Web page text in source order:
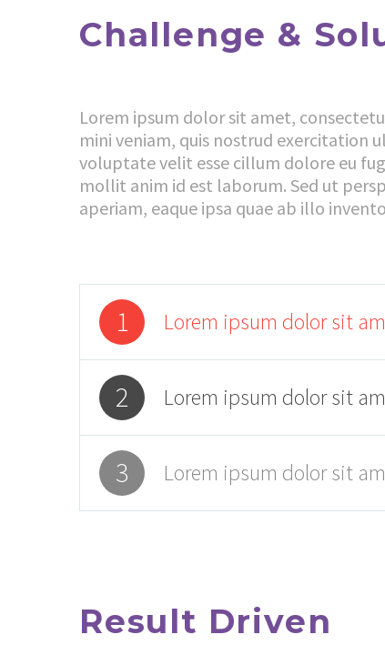
Challenge &
Lorem ipsum dolor sit amet,
mini veniam, quis nostrud exercitation
voluptate velit esse cillum dolore eu
mollit anim id est laborum. Sed ut
aperiam, eaque ipsa quae ab illo
1 Lorem ipsum dolor sit
2 Lorem ipsum dolor sit
3 Lorem ipsum dolor sit
Result Driven